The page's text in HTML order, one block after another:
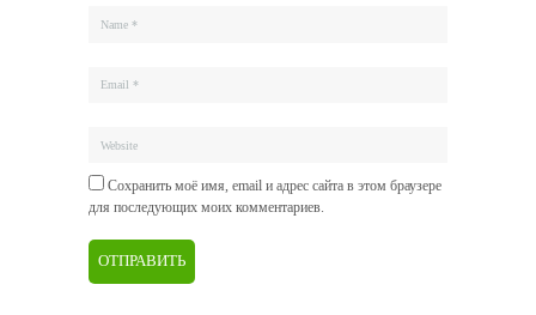
Сохранить моё имя, email и адрес сайта в этом браузере
для последующих моих комментариев.